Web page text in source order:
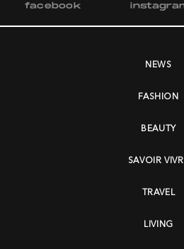
facebook
NEWS
FASHION
BEAUTY
SAVOIR
TRAVEL
LIVING